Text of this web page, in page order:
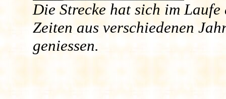
Die Strecke hat sich im
Zeiten aus verschiedenen
geniessen.